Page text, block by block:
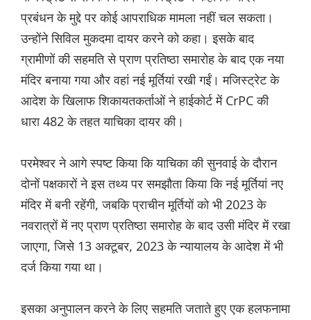
प्रबंधन के मुद्दे पर कोई आपराधिक मामला नहीं चल सकता।
उन्होंने सिविल मुकदमा दायर करने को कहा। इसके बाद
ग्रामीणों की सहमति से प्राण प्रतिष्ठा समारोह के बाद एक नया
मंदिर बनाया गया और वहां नई मूर्तियां रखी गईं। मजिस्ट्रेट के
आदेश के खिलाफ शिकायतकर्ताओं ने हाईकोर्ट में CrPC की
धारा 482 के तहत याचिका दायर की।
परमेश्वर ने आगे स्पष्ट किया कि याचिका की सुनवाई के दौरान
दोनों पक्षकारों ने इस तथ्य पर समझौता किया कि नई मूर्तियां नए
मंदिर में बनी रहेंगी, जबकि प्राचीन मूर्तियों को भी 2023 के
नवरात्रों में नए प्राण प्रतिष्ठा समारोह के बाद उसी मंदिर में रखा
जाएगा, जिसे 13 अक्टूबर, 2023 के न्यायालय के आदेश में भी
दर्ज किया गया था।
इसका अनुपालन करने के लिए सहमति जताते हुए एक हलफनामा